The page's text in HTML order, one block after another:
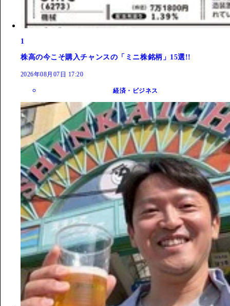
1
株高の今こそ購入チャンスの「ミニ株銘柄」15選!!
2026年08月07日 17:20
経済・ビジネス